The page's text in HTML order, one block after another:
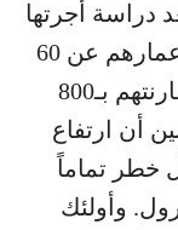
دراسة أجرتها
المجموعة على 750 شخصاً لا تزيد أعمارهم عن 60
عاماً، مصابين بتصلب الشرايين. ومقارنتهم بـ800
أن ارتفاع
خطر تماماً
وأولئك